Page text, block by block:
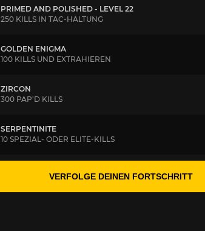
PRIMED AND POLISHED - LEVEL 22
250 KILLS IN TAC-HALTUNG
GOLDEN ENIGMA
100 KILLS UND EXTRAHIEREN
ZIRCON
300 PAP'D KILLS
SERPENTINITE
10 SPEZIAL- ODER ELITE-KILLS
VERFOLGE DEINEN FORTSCHRITT